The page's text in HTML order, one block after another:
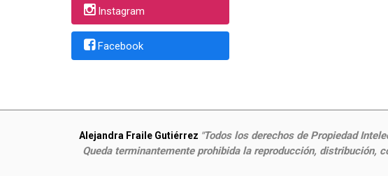
Instagram
Facebook
Alejandra Fraile Gutiérrez "Todos los derechos de Propiedad
Queda terminantemente prohibida la reproducción, distribución,